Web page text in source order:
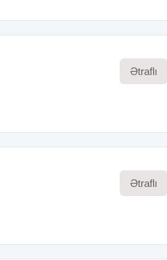
Ətraflı
Ətraflı